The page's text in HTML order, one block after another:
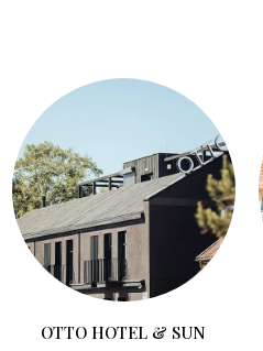
OTTO HOTEL & SUN